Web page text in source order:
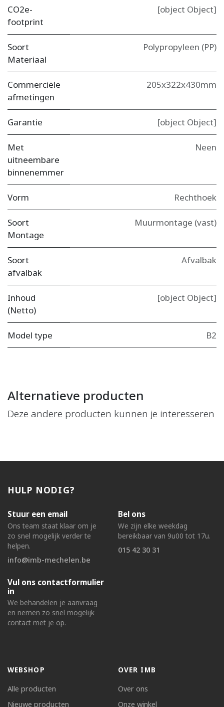
CO2e-
footprint
[object Object]
Soort
Materiaal
Polypropyleen (PP)
Commerciële
afmetingen
205x322x430mm
Garantie [object Object]
Met
uitneembare
binnenemmer
Neen
Vorm Rechthoek
Soort
Montage
Muurmontage (vast)
Soort
afvalbak
Afvalbak
Inhoud
(Netto)
[object Object]
Model type B2
Alternatieve producten
Deze andere producten kunnen je interesseren
HULP NODIG?
Stuur een email
Ons team staat klaar om je
zo snel mogelijk verder te
helpen.
info@imb-mechelen.be
Bel ons
We zijn elke weekdag
bereikbaar van 9u00 tot 17u.
015 42 30 31
Vul ons contactformulier
in
We behandelen je aanvraag
en nemen zo snel mogelijk
contact met je op.
WEBSHOP
Alle producten
Nieuwe producten
OVER IMB
Over ons
Onze winkel